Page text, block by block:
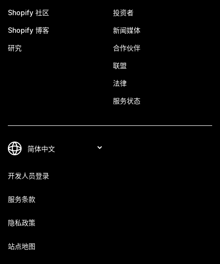
Shopify 社区
Shopify 博客
研究
投资者
新闻媒体
合作伙伴
联盟
法律
服务状态
开发人员登录
服务条款
隐私政策
站点地图